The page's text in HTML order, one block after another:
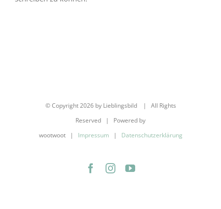
© Copyright2026 by Lieblingsbild | All Rights
Reserved | Powered by
wootwoot | Impressum | Datenschutzerklärung
Facebook
InstagramYouTube